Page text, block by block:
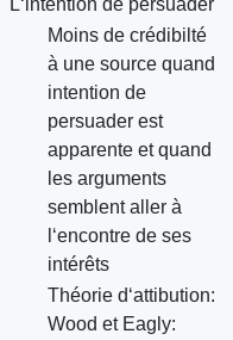
L‘intention de persuader
Moins de crédibilté
à une source quand
intention de
persuader est
apparente et quand
les arguments
semblent aller à
l‘encontre de ses
intérêts
Théorie d‘attibution:
Wood et Eagly: